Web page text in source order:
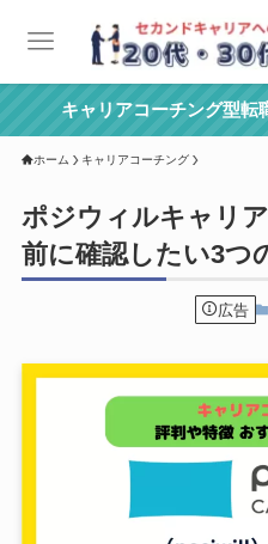
キャリアコーチング型転
ホーム キャリアコーチング
ポジウィルキャリ
前に確認したい3つ
広告